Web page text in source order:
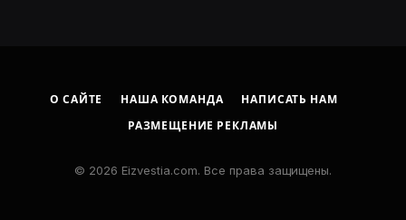
О САЙТЕ НАША КОМАНДА
НАПИСАТЬ НАМ
РАЗМЕЩЕНИЕ РЕКЛАМЫ
© 2026 Eizvestia.com. Все права защищены.